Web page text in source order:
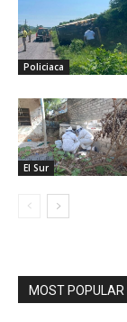
Policiaca
El Sur
MOST POPULAR